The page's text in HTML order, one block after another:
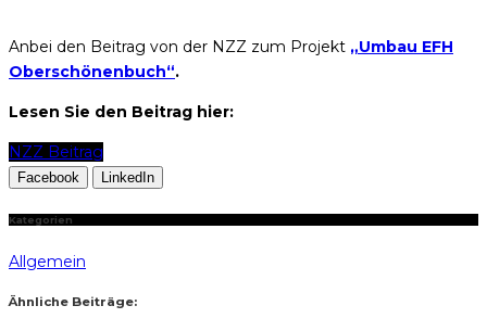
Anbei den Beitrag von der NZZ zum Projekt „Umbau EFH
Oberschönenbuch“.
Lesen Sie den Beitrag hier:
NZZ Beitrag
Facebook LinkedIn
Kategorien
Allgemein
Ähnliche Beiträge: